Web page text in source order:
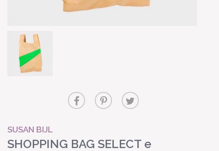
SUSAN BIJL
SHOPPING BAG SELECT e